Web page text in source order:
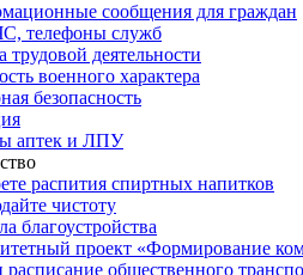
сообщения для граждан
телефоны служб
трудовой деятельности
военного характера
безопасность
аптек и ЛПУ
распития спиртных напитков
чистоту
благоустройства
проект «Формирование
общественного